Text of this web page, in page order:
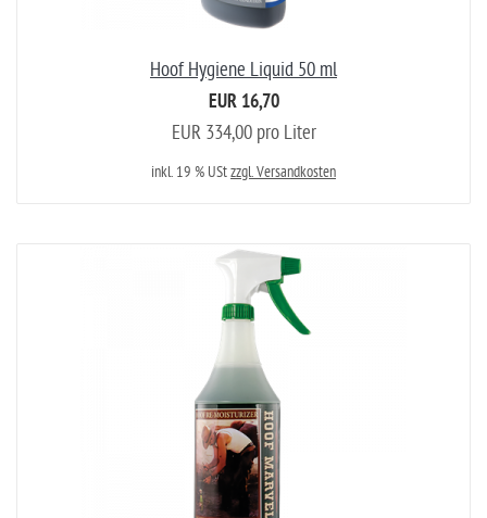
Hoof Hygiene Liquid 50 ml
EUR 16,70
EUR 334,00 pro Liter
inkl. 19 % UStzzgl. Versandkosten